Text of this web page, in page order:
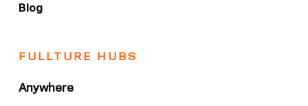
Blog
FULLTURE HUBS
Anywhere